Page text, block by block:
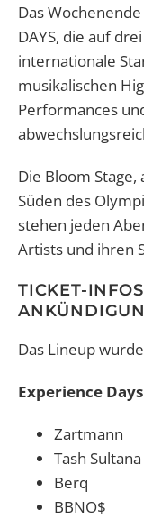
Das
DAYS, die auf
internationale
musikalischen
Performances
Die Bloom
Süden des
stehen jeden
Artists und ihren
TICKET-
Das Lineup
Experience
Zartmann
Tash Sultana
Berq
BBNO$